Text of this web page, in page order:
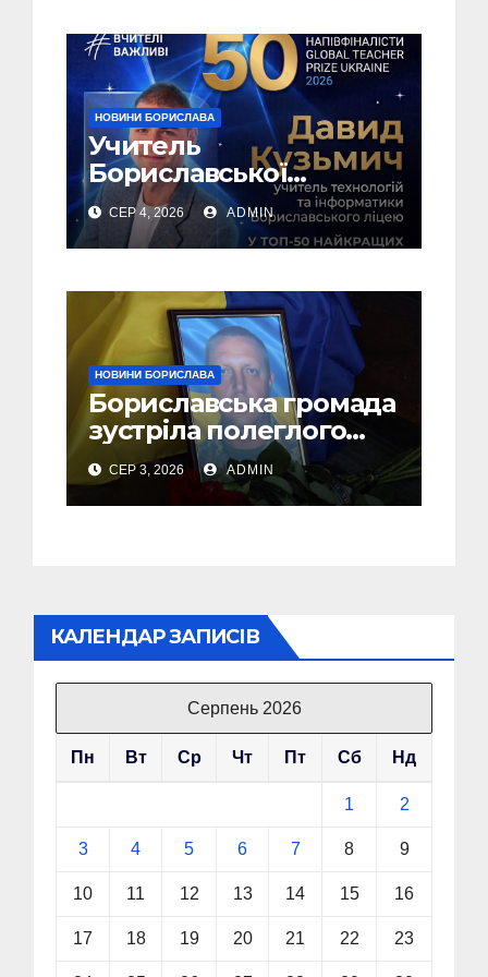
НОВИНИ БОРИСЛАВА
Учитель
Бориславської
громади – у ТОП-50
найкращих педагогів
України!
СЕР 4, 2026 ADMIN
НОВИНИ БОРИСЛАВА
Бориславська громада
зустріла полеглого
Захисника Андрія
Шемеляка
СЕР 3, 2026 ADMIN
КАЛЕНДАР ЗАПИСІВ
Серпень 2026
Пн Вт Ср Чт Пт Сб Нд
1 2
3 4 5 6 7 8 9
10 11 12 13 14 15 16
17 18 19 20 21 22 23